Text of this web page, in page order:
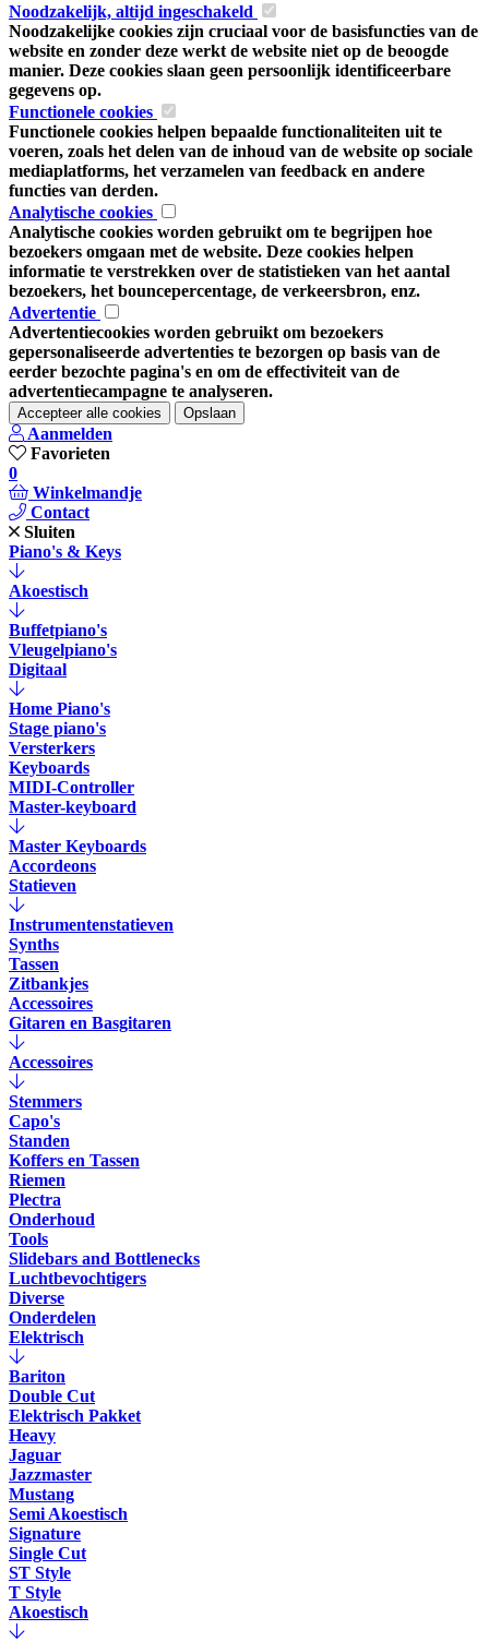
Noodzakelijk, altijd ingeschakeld
Noodzakelijke cookies zijn cruciaal voor de basisfuncties van de
website en zonder deze werkt de website niet op de beoogde
manier. Deze cookies slaan geen persoonlijk identificeerbare
gegevens op.
Functionele cookies
Functionele cookies helpen bepaalde functionaliteiten uit te
voeren, zoals het delen van de inhoud van de website op sociale
mediaplatforms, het verzamelen van feedback en andere
functies van derden.
Analytische cookies
Analytische cookies worden gebruikt om te begrijpen hoe
bezoekers omgaan met de website. Deze cookies helpen
informatie te verstrekken over de statistieken van het aantal
bezoekers, het bouncepercentage, de verkeersbron, enz.
Advertentie
Advertentiecookies worden gebruikt om bezoekers
gepersonaliseerde advertenties te bezorgen op basis van de
eerder bezochte pagina's en om de effectiviteit van de
advertentiecampagne te analyseren.
Accepteer alle cookies Opslaan
Aanmelden
Favorieten
0
Winkelmandje
Contact
Sluiten
Piano's & Keys
Akoestisch
Buffetpiano's
Vleugelpiano's
Digitaal
Home Piano's
Stage piano's
Versterkers
Keyboards
MIDI-Controller
Master-keyboard
Master Keyboards
Accordeons
Statieven
Instrumentenstatieven
Synths
Tassen
Zitbankjes
Accessoires
Gitaren en Basgitaren
Accessoires
Stemmers
Capo's
Standen
Koffers en Tassen
Riemen
Plectra
Onderhoud
Tools
Slidebars and Bottlenecks
Luchtbevochtigers
Diverse
Onderdelen
Elektrisch
Bariton
Double Cut
Elektrisch Pakket
Heavy
Jaguar
Jazzmaster
Mustang
Semi Akoestisch
Signature
Single Cut
ST Style
T Style
Akoestisch